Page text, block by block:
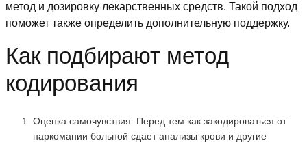
метод и дозировку лекарственных средств. Такой подход
поможет также определить дополнительную поддержку.
Как подбирают метод
кодирования
Оценка самочувствия. Перед тем как закодироваться от
наркомании больной сдает анализы крови и другие